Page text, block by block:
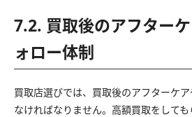
7.2. 買取後のアフター
ォロー体制
買取店選びでは、買取後のアフターケ
なければなりません。高額買取をして